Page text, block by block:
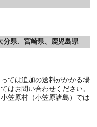
分県、宮崎県、鹿児島県
ては追加の送料がかかる場
はお問い合わせください。
笠原村（小笠原諸島）では